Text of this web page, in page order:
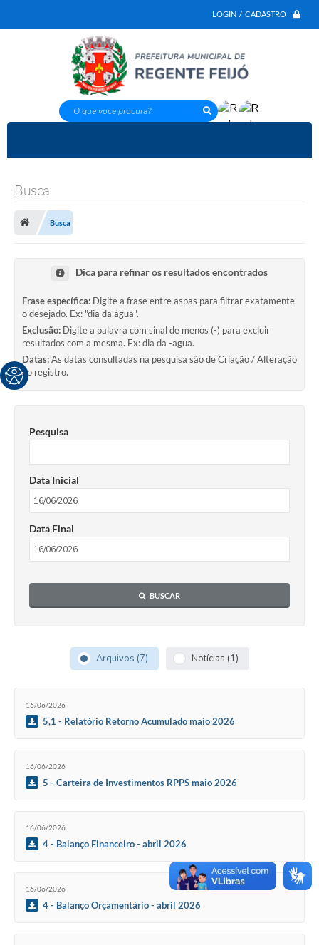
LOGIN / CADASTRO
O que voce procura?
Busca
Busca
Dica para refinar os resultados encontrados
Frase específica: Digite a frase entre aspas para filtrar exatamente
o desejado. Ex: "dia da água".
Exclusão: Digite a palavra com sinal de menos (-) para excluir
resultados com a mesma. Ex: dia da -agua.
Datas:As datas consultadas na pesquisa são de Criação / Alteração
do registro.
Pesquisa
Data Inicial
Data Final
BUSCAR
Arquivos (7) Notícias (1)
16/06/2026
5,1 - Relatório Retorno Acumulado maio 2026
16/06/2026
5 - Carteira de Investimentos RPPS maio 2026
16/06/2026
4 - Balanço Financeiro - abril 2026
16/06/2026
4 - Balanço Orçamentário - abril 2026